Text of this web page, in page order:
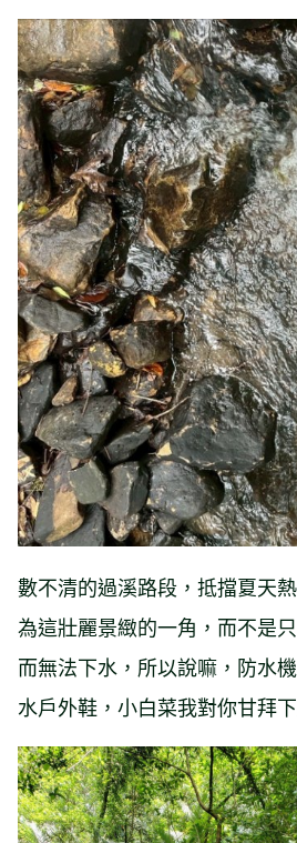
數不清的過溪路段，抵擋夏天
為這壯麗景緻的一角，而不是
而無法下水，所以說嘛，防水
水戶外鞋，小白菜我對你甘拜下